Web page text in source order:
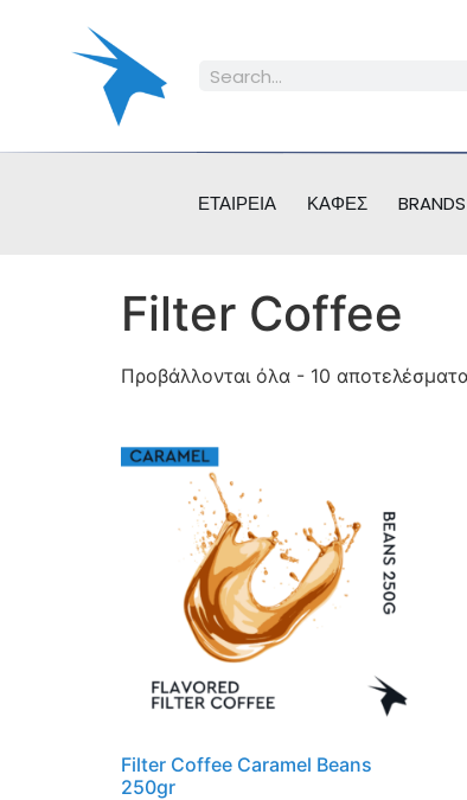
ΕΤΑΙΡΕΊΑ ΚΑΦΈΣ
Filter Coffee
Προβάλλονται όλα - 10
Filter Coffee Caramel Beans
250gr